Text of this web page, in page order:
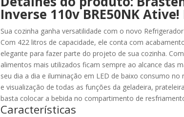
Inverse 110v BRE50NK Ative!
Sua cozinha ganha versatilidade com o novo
Com 422 litros de capacidade, ele conta com
elegante para fazer parte do projeto de sua cozinha.
alimentos mais utilizados ficam sempre ao alcance das
seu dia a dia e iluminação em LED de baixo consumo no
e visualização de todas as funções da geladeira,
basta colocar a bebida no compartimento de
Características